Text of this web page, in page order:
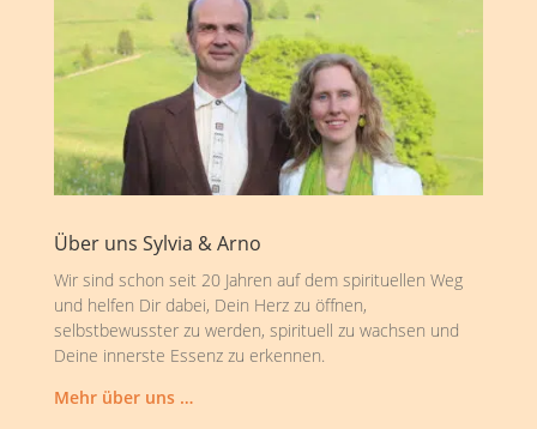
Über uns Sylvia & Arno
Wir sind schon seit 20 Jahren auf dem spirituellen Weg
und helfen Dir dabei, Dein Herz zu öffnen,
selbstbewusster zu werden, spirituell zu wachsen und
Deine innerste Essenz zu erkennen.
Mehr über uns …